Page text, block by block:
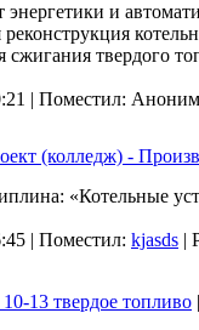
энергетики и
реконструкция
сжигания твердого
| Поместил: Аноним
(колледж) -
«Котельные
| Поместил: kjasds |
13 твердое топливо